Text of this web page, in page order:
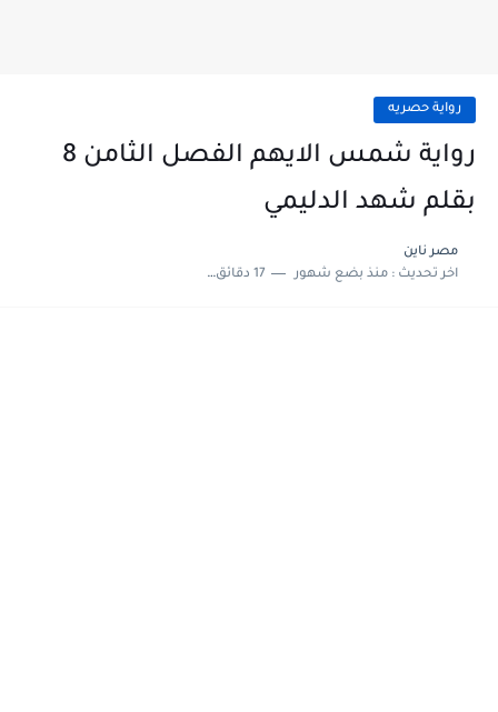
رواية حصريه
رواية شمس الايهم الفصل الثامن 8
بقلم شهد الدليمي
مصر ناين
اخر تحديث :منذ بضع شهور 17 دقائق للقراءة